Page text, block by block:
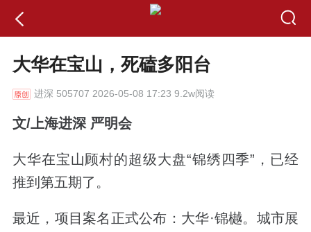
大华在宝山，死磕多阳台
进深 505707 2026-05-08 17:23 9.2w阅读
文/上海进深 严明会
大华在宝山顾村的超级大盘“锦绣四季”，已经
推到第五期了。
最近，项目案名正式公布：大华·锦樾。城市展